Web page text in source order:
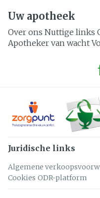
Uw apotheek
Over ons Nuttige links
Apotheker van wacht
Juridische links
Algemene
Cookies ODR-platform